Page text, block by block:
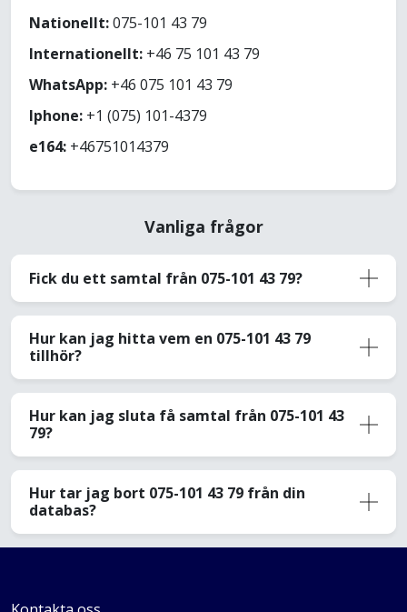
Nationellt:075-101 43 79
Internationellt: +46 75 101 43 79
WhatsApp: +46 075 101 43 79
Iphone: +1 (075) 101-4379
e164: +46751014379
Vanliga frågor
Fick du ett samtal från 075-101 43 79?
Hur kan jag hitta vem en 075-101 43 79
tillhör?
Hur kan jag sluta få samtal från 075-101 43
79?
Hur tar jag bort 075-101 43 79 från din
databas?